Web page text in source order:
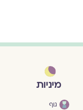
מיניות
גוף